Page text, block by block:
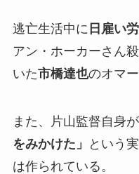
逃亡生活中に 日雇い
アン・ホーカーさん
いた市橋達也のオマ
また、片山監督自身
をみかけた」
という
は作られている。